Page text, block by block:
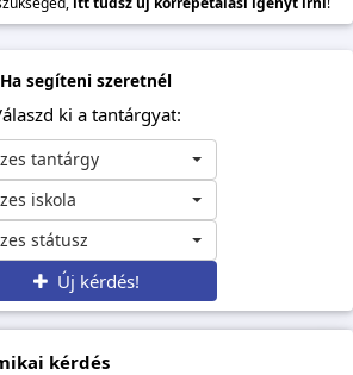
Ha segíteni szeretnél
ki a tantárgyat:
tantárgy
iskola
státusz
Új kérdés!
kérdés